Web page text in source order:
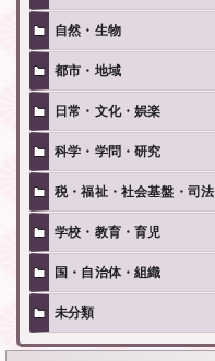
自然・生物
都市・地域
日常・文化・娯楽
科学・学問・研究
税・福祉・社会基盤・司法
学校・教育・育児
国・自治体・組織
未分類